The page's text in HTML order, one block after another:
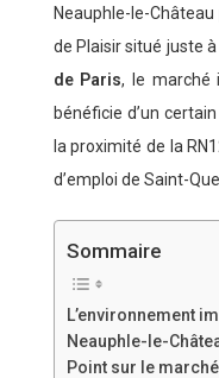
Neauphle-le-
de Plaisir situé juste
de Paris, le marché
bénéficie d’un
la proximité de la
d’emploi de Saint-
Sommaire
L’environnement
Neauphle-le-
Point sur le